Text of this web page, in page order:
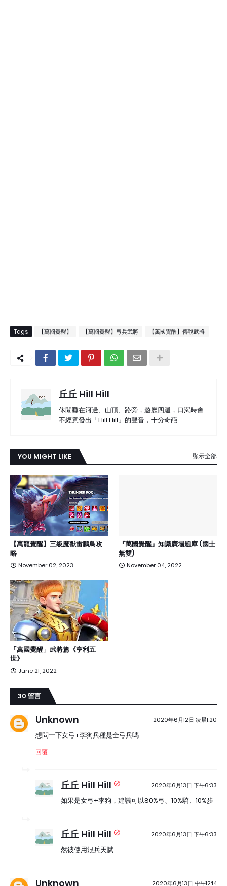
Tags 【萬國覺醒】 【萬國覺醒】弓兵武將 【萬國覺醒】傳說武將
丘丘 Hill Hill
休閒睡在河邊、山頂、路旁，遊歷四週，口渴時會
不經意發出「Hill Hill」的聲音，十分奇葩
YOU MIGHT LIKE 顯示全部
【萬龍覺醒】三級魔獸雷鵬鳥攻
略
November 02, 2023
『萬國覺醒』知識廣場題庫 (國士
無雙)
November 04, 2022
「萬國覺醒」武將篇《亨利五
世》
June 21, 2022
30 留言
Unknown 2020年6月12日 凌晨1:20
想問一下女弓+李狗兵種是全弓兵嗎
回覆
丘丘 Hill Hill 2020年6月13日 下午6:33
如果是女弓+李狗，建議可以80%弓、10%騎、10%步
丘丘 Hill Hill 2020年6月13日 下午6:33
然彼使用混兵天賦
Unknown 2020年6月13日 中午12:14